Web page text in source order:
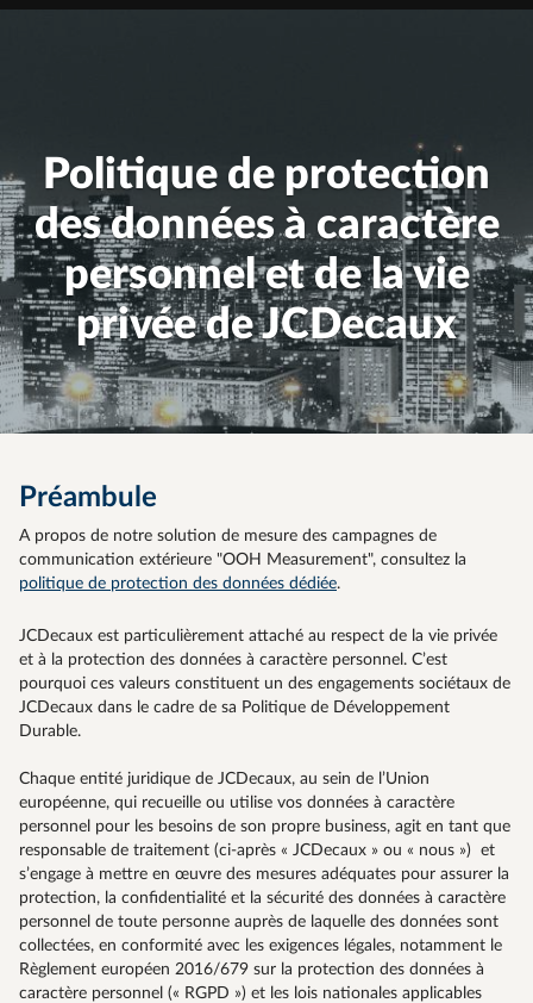
Politique de protection
des données à caractère
personnel et de la vie
privée de JCDecaux
Préambule
A propos de notre solution de mesure des campagnes de
communication extérieure "OOH Measurement", consultez la
politique de protection des données dédiée.
JCDecaux est particulièrement attaché au respect de la vie privée
et à la protection des données à caractère personnel. C’est
pourquoi ces valeurs constituent un des engagements sociétaux de
JCDecaux dans le cadre de sa Politique de Développement
Durable.
Chaque entité juridique de JCDecaux, au sein de l’Union
européenne, qui recueille ou utilise vos données à caractère
personnel pour les besoins de son propre business, agit en tant que
responsable de traitement (ci-après « JCDecaux » ou « nous ») et
s’engage à mettre en œuvre des mesures adéquates pour assurer la
protection, la confidentialité et la sécurité des données à caractère
personnel de toute personne auprès de laquelle des données sont
collectées, en conformité avec les exigences légales, notamment le
Règlement européen 2016/679 sur la protection des données à
caractère personnel (« RGPD ») et les lois nationales applicables